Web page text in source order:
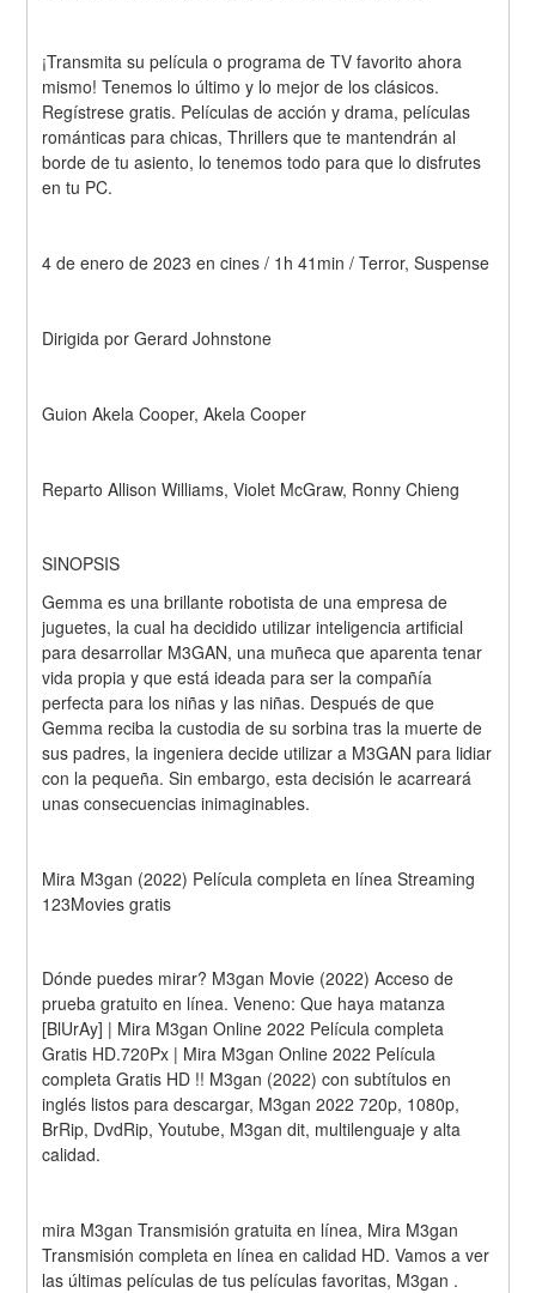
¡Transmita su película o programa de TV favorito ahora
mismo! Tenemos lo último y lo mejor de los clásicos.
Regístrese gratis. Películas de acción y drama, películas
románticas para chicas, Thrillers que te mantendrán al
borde de tu asiento, lo tenemos todo para que lo disfrutes
en tu PC.
4 de enero de 2023 en cines / 1h 41min / Terror, Suspense
Dirigida por Gerard Johnstone
Guion Akela Cooper, Akela Cooper
Reparto Allison Williams, Violet McGraw, Ronny Chieng
SINOPSIS
Gemma es una brillante robotista de una empresa de
juguetes, la cual ha decidido utilizar inteligencia artificial
para desarrollar M3GAN, una muñeca que aparenta tenar
vida propia y que está ideada para ser la compañía
perfecta para los niñas y las niñas. Después de que
Gemma reciba la custodia de su sorbina tras la muerte de
sus padres, la ingeniera decide utilizar a M3GAN para lidiar
con la pequeña. Sin embargo, esta decisión le acarreará
unas consecuencias inimaginables.
Mira M3gan (2022) Película completa en línea Streaming
123Movies gratis
Dónde puedes mirar? M3gan Movie (2022) Acceso de
prueba gratuito en línea. Veneno: Que haya matanza
[BlUrAy] | Mira M3gan Online 2022 Película completa
Gratis HD.720Px | Mira M3gan Online 2022 Película
completa Gratis HD !! M3gan (2022) con subtítulos en
inglés listos para descargar, M3gan 2022 720p, 1080p,
BrRip, DvdRip, Youtube, M3gan dit, multilenguaje y alta
calidad.
mira M3gan Transmisión gratuita en línea, Mira M3gan
Transmisión completa en línea en calidad HD. Vamos a ver
las últimas películas de tus películas favoritas, M3gan .